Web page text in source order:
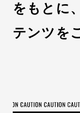
をもとに、
テンツを